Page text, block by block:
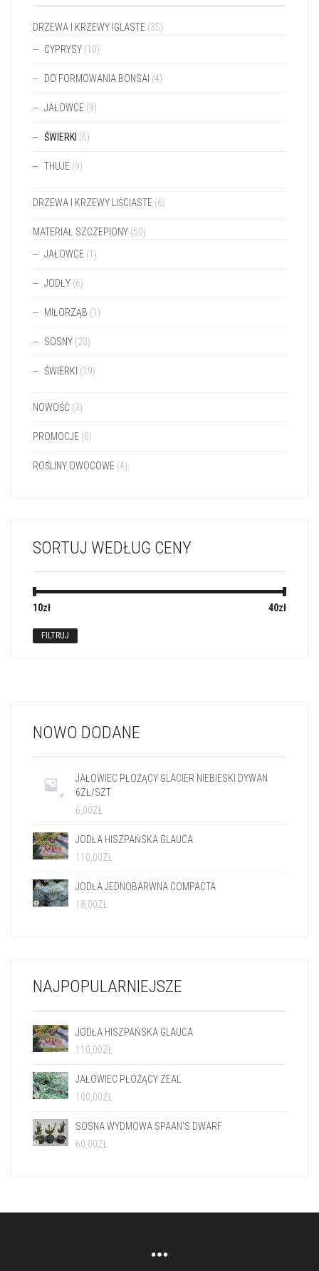
DRZEWA I KRZEWY IGLASTE (35)
CYPRYSY (10)
DO FORMOWANIA BONSAI (4)
JAŁOWCE (9)
ŚWIERKI (6)
THUJE (9)
DRZEWA I KRZEWY LIŚCIASTE (6)
MATERIAŁ SZCZEPIONY (50)
JAŁOWCE (1)
JODŁY (6)
MIŁORZĄB (1)
SOSNY (23)
ŚWIERKI (19)
NOWOŚĆ (3)
PROMOCJE (0)
ROŚLINY OWOCOWE (4)
SORTUJ WEDŁUG CENY
FILTRUJ
10zł 40zł
NOWO DODANE
JAŁOWIEC PŁOŻĄCY GLACIER NIEBIESKI DYWAN
6ZŁ/SZT
6,00ZŁ
JODŁA HISZPAŃSKA GLAUCA
110,00ZŁ
JODŁA JEDNOBARWNA COMPACTA
18,00ZŁ
NAJPOPULARNIEJSZE
JODŁA HISZPAŃSKA GLAUCA
110,00ZŁ
JAŁOWIEC PŁOŻĄCY ZEAL
100,00ZŁ
SOSNA WYDMOWA SPAAN'S DWARF
60,00ZŁ